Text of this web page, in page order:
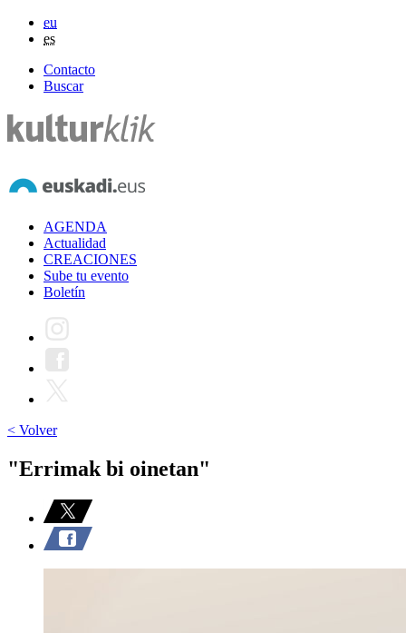
eu
es
Contacto
Buscar
AGENDA
Actualidad
CREACIONES
Sube tu evento
Boletín
< Volver
"Errimak bi oinetan"